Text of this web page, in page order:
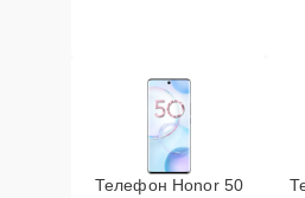
Телефон Honor 50